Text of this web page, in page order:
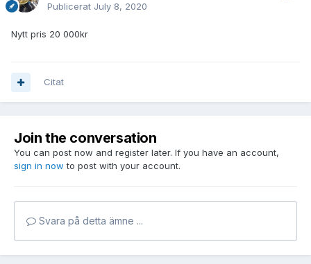
Publicerat July 8, 2020
Nytt pris 20 000kr
Citat
Join the conversation
You can post now and register later. If you have an account,
sign in now to post with your account.
Svara på detta ämne ...